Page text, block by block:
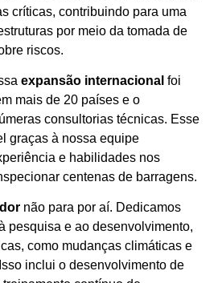
críticas, contribuindo para uma
por meio da tomada de
riscos.
expansão internacional foi
mais de 20 países e o
consultorias técnicas. Esse
graças à nossa equipe
e habilidades nos
centenas de barragens.
não para por aí. Dedicamos
pesquisa e ao desenvolvimento,
como mudanças climáticas e
inclui o desenvolvimento de